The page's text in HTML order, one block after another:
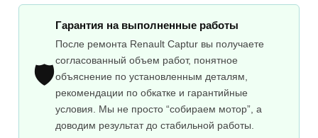
🛡️
Гарантия на выполненные работы
После ремонта Renault Captur вы получаете
согласованный объем работ, понятное
объяснение по установленным деталям,
рекомендации по обкатке и гарантийные
условия. Мы не просто “собираем мотор”, а
доводим результат до стабильной работы.